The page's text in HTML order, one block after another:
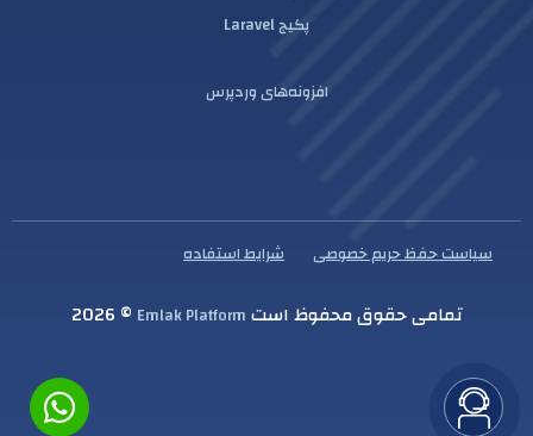
پکیج Laravel
افزونه‌های وردپرس
سیاست حفظ حریم خصوصی شرایط استفاده
تمامی حقوق محفوظ است Emlak Platform
© 2026